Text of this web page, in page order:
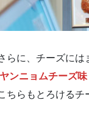
らに、チーズには
ヤンニョムチーズ味
ちらもとろけるチ